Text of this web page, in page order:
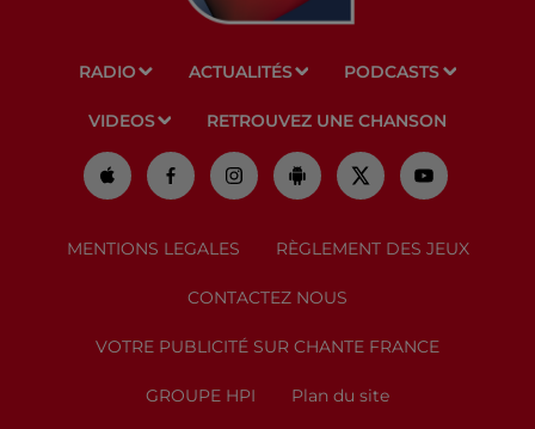
RADIO ACTUALITÉS PODCASTS
VIDEOS RETROUVEZ UNE CHANSON
MENTIONS LEGALES RÈGLEMENT DES JEUX
CONTACTEZ NOUS
VOTRE PUBLICITÉ SUR CHANTE FRANCE
GROUPE HPI Plan du site